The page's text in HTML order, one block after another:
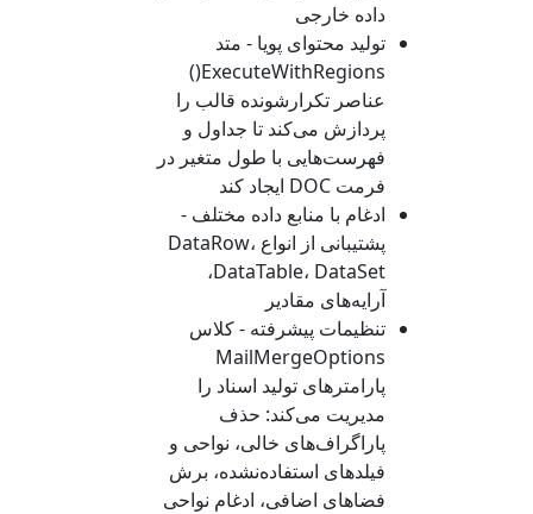
داده خارجی
تولید محتوای پویا - متد
ExecuteWithRegions()
عناصر تکرارشونده قالب را
پردازش می‌کند تا جداول و
فهرست‌هایی با طول متغیر در
فرمت DOC ایجاد کند
ادغام با منابع داده مختلف -
پشتیبانی از انواع DataRow،
DataTable، DataSet
،
آرایه‌های مقادیر
تنظیمات پیشرفته - کلاس
MailMergeOptions
پارامترهای تولید اسناد را
مدیریت می‌کند: حذف
پاراگراف‌های خالی، نواحی و
فیلدهای استفاده‌نشده، برش
فضاهای اضافی، ادغام نواحی